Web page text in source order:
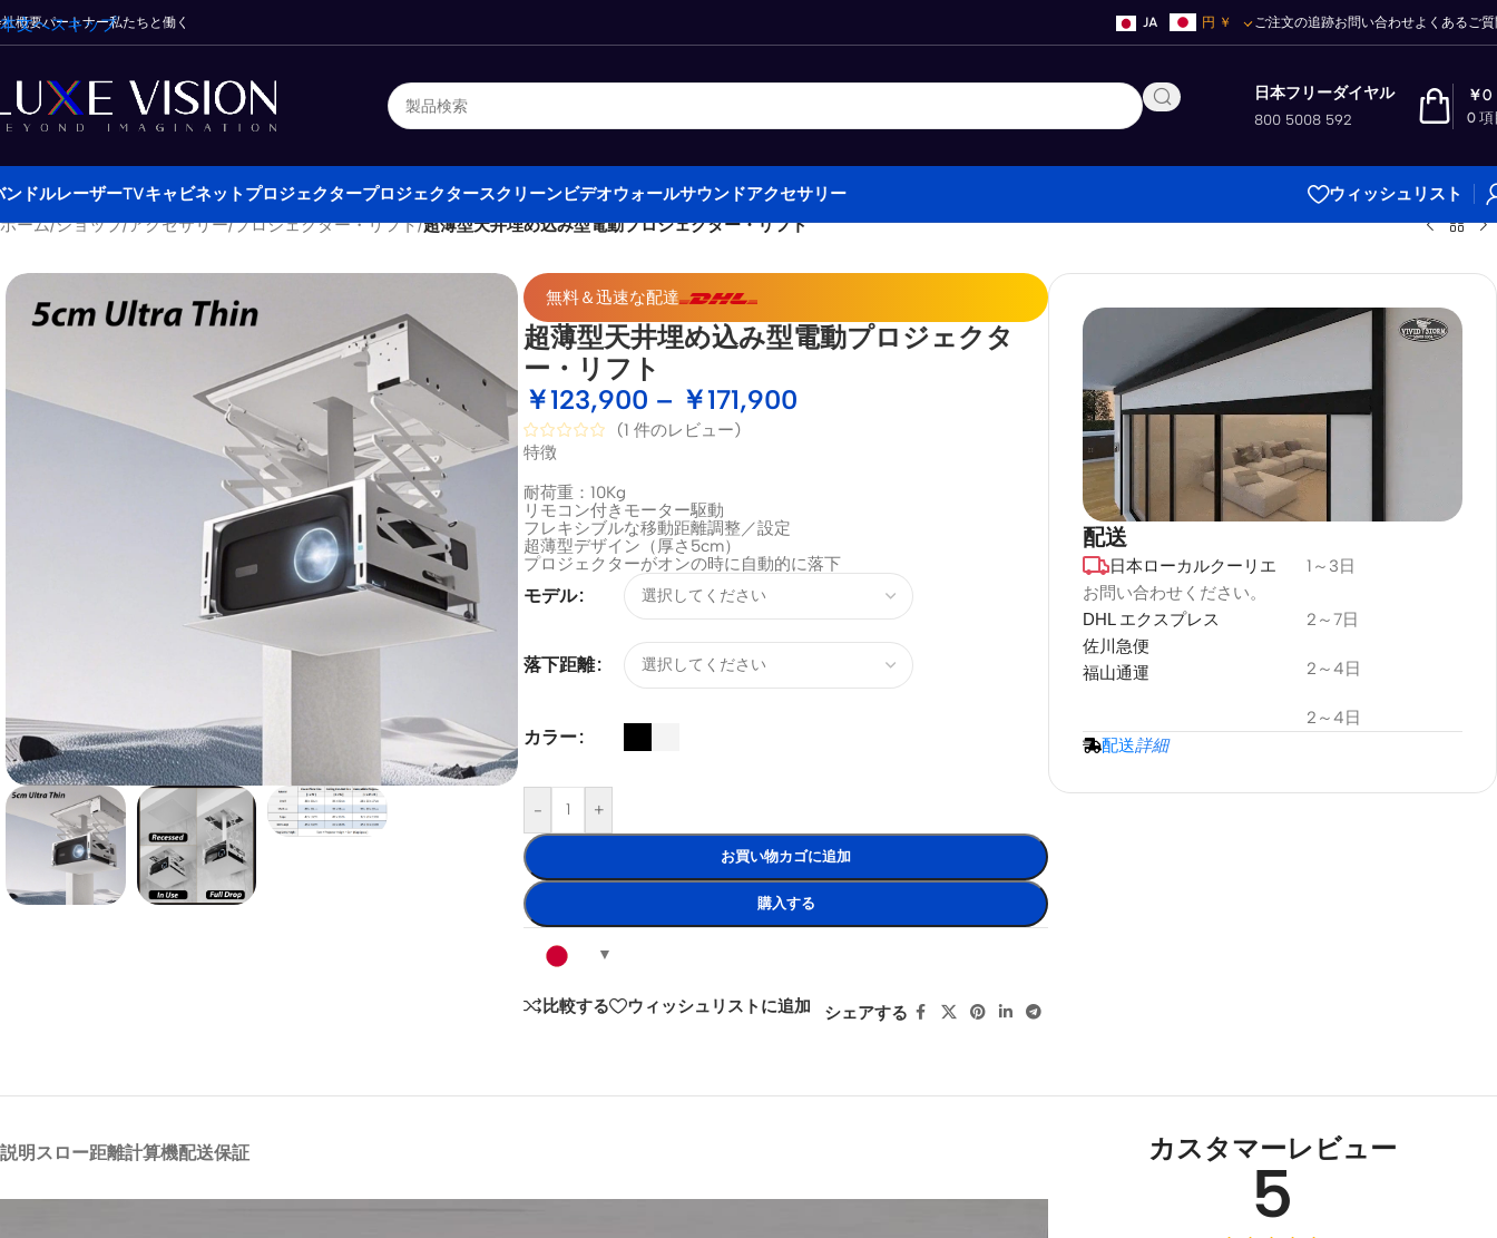
本文へスキップ
概要パートナー私たちと働く JA 円 ￥ ご注文の追跡お問い合わせよくあるご
日本フリーダイヤル
800 5008 592 0 項
￥0
ンドルレーザーTVキャビネット プロジェクタープロジェクタースクリーンビデオウォールサウンドアクセサリー
ウィッシュリスト
ホーム/ショップ/アクセサリー/プロジェクター・リフト/超薄型天井埋め込み型電動プロジェクター・リフト
無料＆迅速な配達
超薄型天井埋め込み型電動プロジェクタ
ー・リフト
￥123,900 – ￥171,900
(1 件のレビュー)
特徴
耐荷重：10Kg
リモコン付きモーター駆動
フレキシブルな移動距離調整／設定
超薄型デザイン（厚さ5cm）
プロジェクターがオンの時に自動的に落下
モデル
落下距離
カラー
- +
お買い物カゴに追加
購入する
比較する ウィッシュリストに追加 シェアする
デュラプラス
耐候性
プロジェクタースクリーン
配送
日本ローカルクーリエ
お問い合わせください。
1～3日
DHL エクスプレス
佐川急便
福山通運
2～7日
2～4日
2～4日
配送詳細
説明スロー距離計算機配送保証 カスタマーレビュー
5